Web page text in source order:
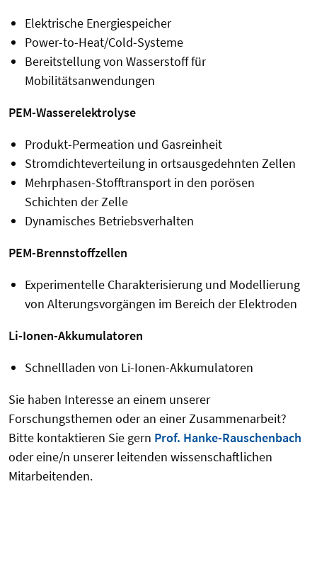
Elektrische Energiespeicher
Power-to-Heat/Cold-Systeme
Bereitstellung von Wasserstoff für
Mobilitätsanwendungen
PEM-Wasserelektrolyse
Produkt-Permeation und Gasreinheit
Stromdichteverteilung in ortsausgedehnten Zellen
Mehrphasen-Stofftransport in den porösen
Schichten der Zelle
Dynamisches Betriebsverhalten
PEM-Brennstoffzellen
Experimentelle Charakterisierung und Modellierung
von Alterungsvorgängen im Bereich der Elektroden
Li-Ionen-Akkumulatoren
Schnellladen von Li-Ionen-Akkumulatoren
Sie haben Interesse an einem unserer
Forschungsthemen oder an einer Zusammenarbeit?
Bitte kontaktieren Sie gern Prof. Hanke-Rauschenbach
oder eine/n unserer leitenden wissenschaftlichen
Mitarbeitenden.